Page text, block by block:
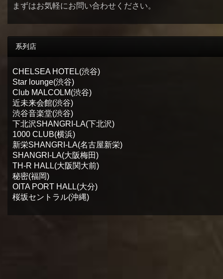
まずはお気軽にお問い合わせください。
系列店
CHELSEA HOTEL(渋谷)
Star lounge(渋谷)
Club MALCOLM(渋谷)
近未来会館(渋谷)
渋谷音楽堂(渋谷)
下北沢SHANGRI-LA(下北沢)
1000 CLUB(横浜)
新栄SHANGRI-LA(名古屋新栄)
SHANGRI-LA(大阪梅田)
TH-R HALL(大阪関大前)
秘密(福岡)
OITA PORT HALL(大分)
桜坂セントラル(沖縄)